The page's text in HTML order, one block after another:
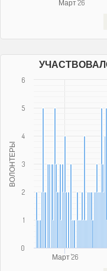
Март '26
ВОЛОНТЕРЫ
Март '26
0
1
2
3
4
5
6